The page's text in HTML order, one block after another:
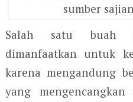
sumber
Salah satu buah
dimanfaatkan untuk
karena mengandung
yang